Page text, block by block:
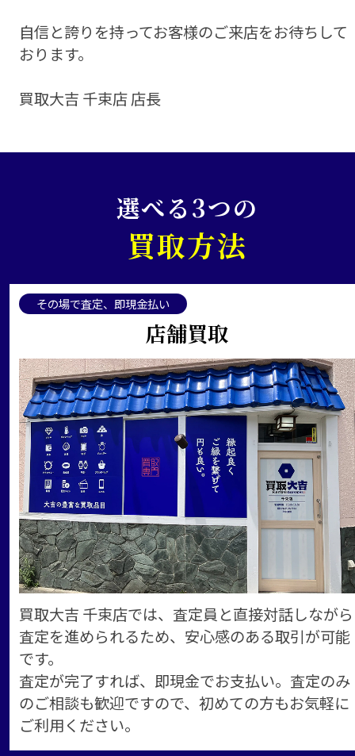
自信と誇りを持ってお客様のご来店をお待ちして
おります。
買取大吉 千束店 店長
選べる3つの
買取方法
その場で査定、即現金払い
店舗買取
買取大吉 千束店では、査定員と直接対話しながら
査定を進められるため、安心感のある取引が可能
です。
査定が完了すれば、即現金でお支払い。査定のみ
のご相談も歓迎ですので、初めての方もお気軽に
ご利用ください。